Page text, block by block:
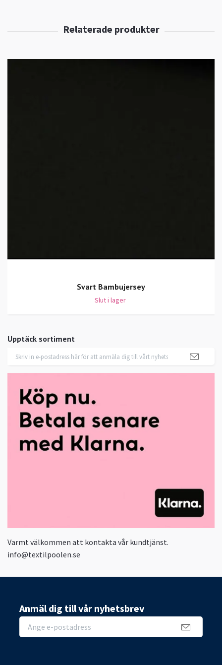
Upptäck sortiment
Varmt välkommen att kontakta vår kundtjänst.
info@textilpoolen.se
Svart Bambujersey
Slut i lager
Anmäl dig till vår nyhetsbrev